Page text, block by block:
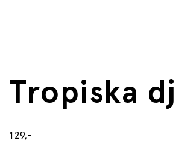
Tropiska
129,-